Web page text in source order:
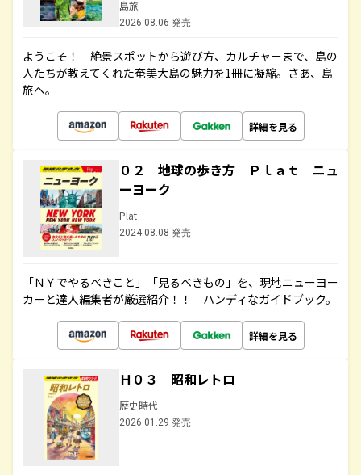
島旅
2026.08.06 発売
ようこそ！ 絶景スポットから遊び方、カルチャーまで、島の
人たちが教えてくれた奄美大島の魅力を1冊に凝縮。さあ、島
旅へ。
詳細を見る
０２ 地球の歩き方 Ｐｌａｔ ニュ
ーヨーク
Plat
2024.08.08 発売
「ＮＹでやるべきこと」「見るべきもの」を、現地ニューヨー
カーと達人編集者が厳選紹介！！ ハンディなガイドブック。
詳細を見る
Ｈ０３ 昭和レトロ
歴史時代
2026.01.29 発売